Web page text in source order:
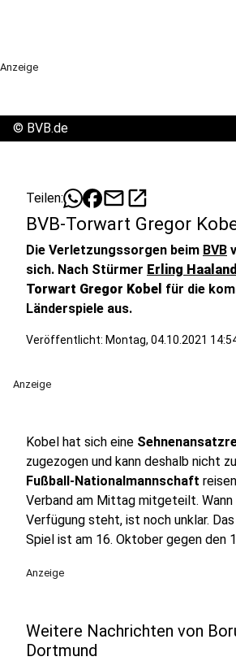
Anzeige
© BVB.de
Teilen: mailopen_in_new
BVB-Torwart Gregor
Die Verletzungssorgen beim BVB
sich. Nach Stürmer Erling Haaland
Torwart Gregor Kobel für die
Länderspiele aus.
Veröffentlicht: Montag, 04.10.2021
Anzeige
Kobel hat sich eine
zugezogen und kann deshalb nicht
Fußball-Nationalmannschaft
Verband am Mittag mitgeteilt. Wann
Verfügung steht, ist noch unklar.
Spiel ist am 16. Oktober gegen den
Anzeige
Weitere Nachrichten von
Dortmund